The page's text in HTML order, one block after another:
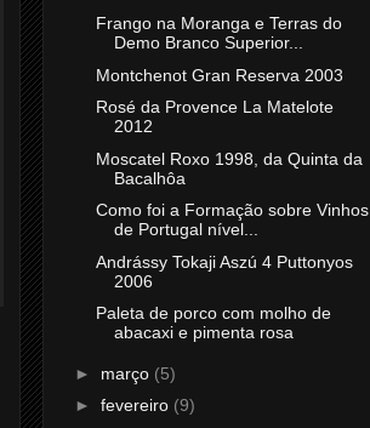
Frango na Moranga e Terras do
Demo Branco Superior...
Montchenot Gran Reserva 2003
Rosé da Provence La Matelote
2012
Moscatel Roxo 1998, da Quinta da
Bacalhôa
Como foi a Formação sobre Vinhos
de Portugal nível...
Andrássy Tokaji Aszú 4 Puttonyos
2006
Paleta de porco com molho de
abacaxi e pimenta rosa
► março (5)
► fevereiro (9)